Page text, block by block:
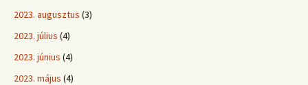
2023. augusztus (3)
2023. július (4)
2023. június (4)
2023. május (4)